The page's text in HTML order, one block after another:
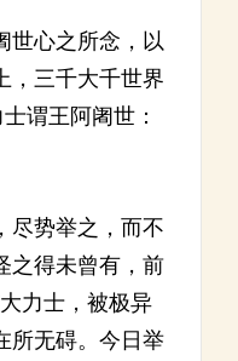
世心之所念，以
，三千大千世界
谓王阿阇世：
尽势举之，而不
之得未曾有，前
力士，被极异
所无碍。今日举